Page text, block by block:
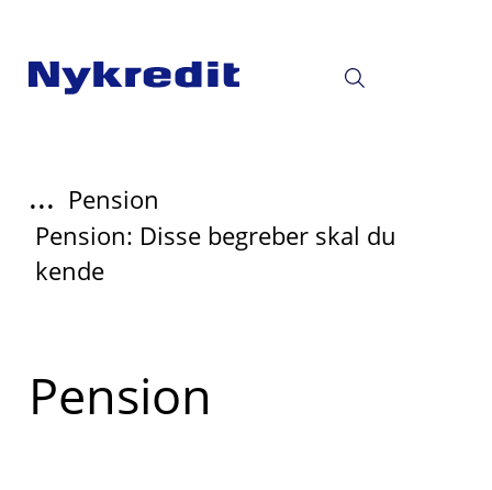
... Pension
Pension: Disse begreber skal du
kende
Læs
mere
Pension